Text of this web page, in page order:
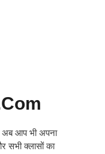
अब आप भी अपना
सभी क्लासों का